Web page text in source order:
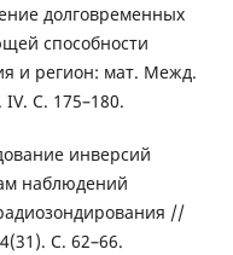
долговременных
способности
и регион: мат. Межд.
С. 175–180.
инверсий
наблюдений
//
С. 62–66.